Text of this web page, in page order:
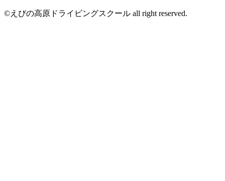
©︎えびの高原ドライビングスクール all right reserved.